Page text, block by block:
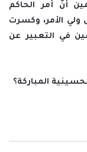
أنّ أمر الحاكم
ولي الأمر، وكسرت
في التعبير عن
المباركة؟